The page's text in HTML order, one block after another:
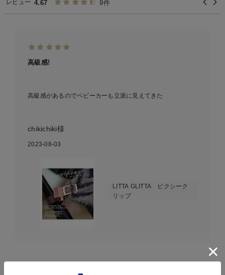
レビュー 4.67 9件
高級感!
高級感があるのでベビーカーも立派に見えてきた
chikichiki様
2023-08-03
LITTA GLITTA ピクシーク
リップ